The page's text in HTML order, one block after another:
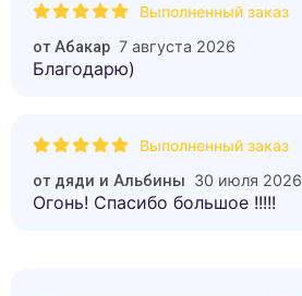
Выполненный заказ
отАбакар 7 августа 2026
Благодарю)
Выполненный заказ
от дяди и Альбины 30 июля 2026
Огонь! Спасибо большое !!!!!